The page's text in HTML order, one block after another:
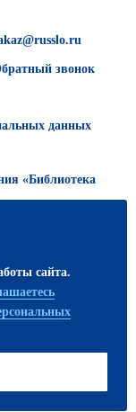
звонок
данных
«Библиотека
сайта.